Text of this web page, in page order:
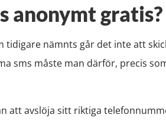
anonymt gratis?
tidigare nämnts går det inte att
sms måste man därför, precis
att avslöja sitt riktiga